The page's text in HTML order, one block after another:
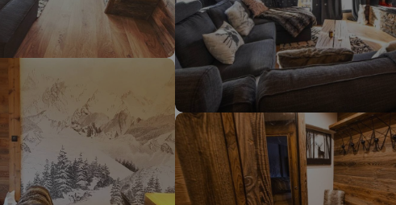
nuestro buscador ha perdido el norte. En cuanto encuentre su brújula